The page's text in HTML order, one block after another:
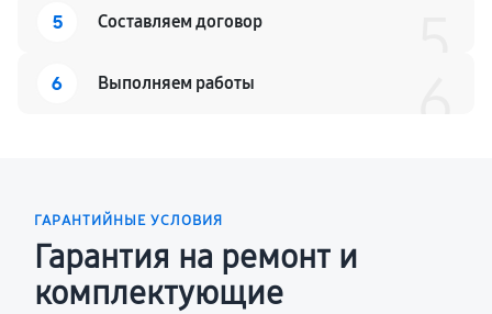
5 Составляем договор
6 Выполняем работы
ГАРАНТИЙНЫЕ УСЛОВИЯ
Гарантия на ремонт и
комплектующие